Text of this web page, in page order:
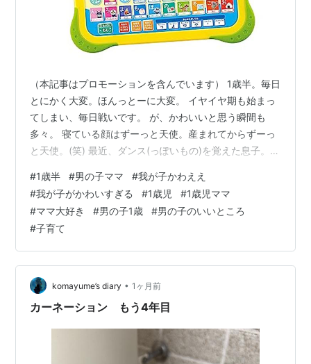
（本記事はプロモーションを含んでいます） 1歳半。毎日
とにかく大変。ほんっとーに大変。 イヤイヤ期も始まっ
てしまい、毎日戦いです。 が、かわいいと思う瞬間も
多々。 寝ている顔はずーっと天使。産まれてからずーっ
と天使。(笑) 最近、ダンス(っぽいもの)を覚えた息子。身
なんて癒される動きなんでしょう・・・。 イヤイヤの時
は地獄だけど、こんなかわいいんならなんだってする
よ・・・という気持ちです(笑) さあ今日も寝かしつけま
で頑張ろう・・・！！！ アガツマ(AGATSUMA) おうたも
あいうえおも! アンパンマン はじめてのキッズタブレッ
ト 【日本…
#1歳半 #男の子ママ #我が子かわええ
#我が子がかわいすぎる #1歳児 #1歳児ママ
#ママ大好き #男の子1歳 #男の子のいいところ
#子育て
komayume’s diary • 1ヶ月前
カーネーション もう4年目